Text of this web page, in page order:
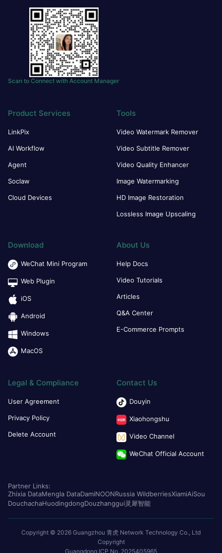
Scan to Connect with Account Manager
Product Services
LinkPix
AI Workflow
Agent
Soclaw
Cloud Devices
Tools
Video Watermark Remover
Video Subtitle Remover
Video Quality Enhancer
Image Watermarking
HD Image Restoration
Lossless Image Upscaling
Download
WeChat Mini Program
Web Plugin
iOS
Android
Windows
MacOS
About Us
Help Docs
Video Tutorials
Articles
Q&A Center
E-Commerce Prompts
Legal & Compliance
User Agreement
Privacy Policy
Delete Account
Contact Us
Douyin
Xiaohongshu
Video Channel
WeChat Official Account
Partner Links:
Zhixia DataMengla DataDamiNOONRussia WildberriesXiamiAiSou
DouchachaHuodingdongDouzhanggui灵犀智能
Copyright © 2026 Guangzhou 青虎 Network Technology Co., Ltd
Copyright
Guangdong ICP No. 2025405965